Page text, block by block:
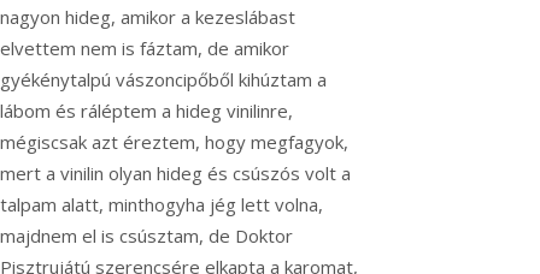
nagyon hideg, amikor a kezeslábast
elvettem nem is fáztam, de amikor
gyékénytalpú vászoncipőből kihúztam a
lábom és ráléptem a hideg vinilinre,
mégiscsak azt éreztem, hogy megfagyok,
mert a vinilin olyan hideg és csúszós volt a
talpam alatt, minthogyha jég lett volna,
majdnem el is csúsztam, de Doktor
Pisztrujátú szerencsére elkapta a karomat,